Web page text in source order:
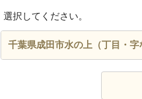
選択してください。
千葉県成田市水の上（丁目・字